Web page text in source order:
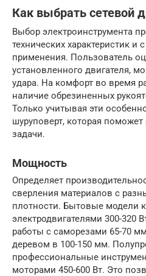
Как выбрать сетевой
Выбор электроинструмента
технических характеристик и
применения. Пользователь
установленного двигателя,
удара. На комфорт во время
наличие обрезиненных
Только учитывая эти
шуруповерт, которая
задачи.
Мощность
Определяет
сверления материалов с
плотности. Бытовые модели
электродвигателями 300-320
работы с саморезами 65-70
деревом в 100-150 мм.
профессиональные
моторами 450-600 Вт. Это